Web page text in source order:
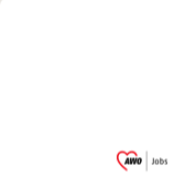
Garitz
(Ein